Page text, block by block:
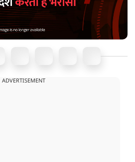
ADVERTISEMENT